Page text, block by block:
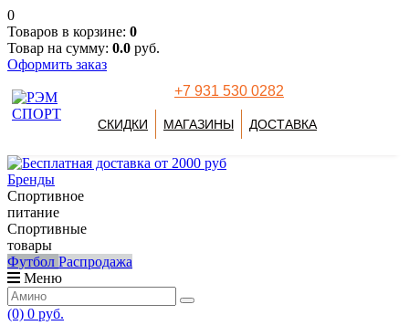
0
Товаров в корзине: 0
Товар на сумму: 0.0 руб.
Оформить заказ
+7 931 530 0282
СКИДКИ МАГАЗИНЫ ДОСТАВКА
Бренды
Спортивное
питание
Спортивные
товары
Футбол Распродажа
Меню
(0) 0 руб.